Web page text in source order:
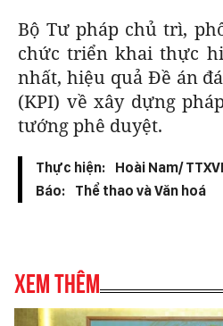
Bộ Tư pháp chủ trì,
chức triển khai thực
nhất, hiệu quả Đề án
(KPI) về xây dựng
tướng phê duyệt.
Thực hiện:
Hoài Nam/
Báo:
Thể thao và Văn hoá
Xem thêm